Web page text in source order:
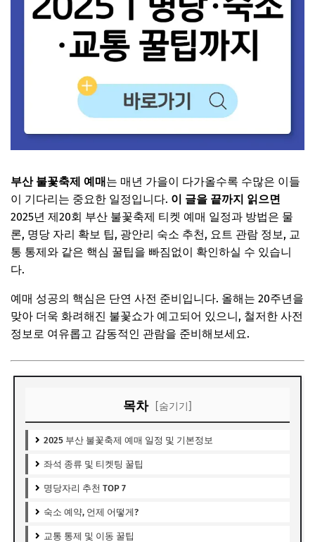
부산 불꽃축제 예매는 매년 가을이 다가올수록 수많은 이들
이 기다리는 중요한 일정입니다. 이 글을 끝까지 읽으면
2025년 제20회 부산 불꽃축제 티켓 예매 일정과 방법은 물
론, 명당 자리 확보 팁, 광안리 숙소 추천, 요트 관람 정보, 교
통 통제와 같은 핵심 꿀팁을 빠짐없이 확인하실 수 있습니
다.
예매 성공의 핵심은 단연 사전 준비입니다. 올해는 20주년을
맞아 더욱 화려해진 불꽃쇼가 예고되어 있으니, 철저한 사전
정보로 여유롭고 감동적인 관람을 준비해보세요.
목차 [숨기기]
2025 부산 불꽃축제 예매 일정 및 기본정보
좌석 종류 및 티켓팅 꿀팁
명당자리 추천 TOP 7
숙소 예약, 언제 어떻게?
교통 통제 및 이동 꿀팁